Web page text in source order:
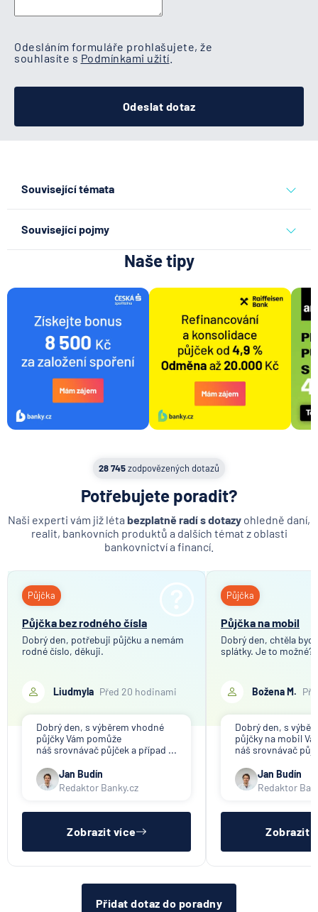
Odesláním formuláře prohlašujete, že
souhlasíte s Podmínkami užití
Odeslat dotaz
Související témata
Související pojmy
Doba návratnosti investice
Rentabilita
Naše tipy
28 745zodpovězených dotazů
Potřebujete poradit?
Naši experti vám již léta bezplatně radí s dotazy ohledně daní,
realit, bankovních produktů a dalších témat z oblasti
bankovnictví a financí.
Půjčka
Půjčka bez rodného čísla
Dobrý den, potřebuji půjčku a nemám
rodné číslo, děkuji.
Liudmyla Před 20 hodinami
Dobrý den, s výběrem vhodné
půjčky Vám pomůže
náš srovnávač půjček a případ ...
Jan Budín
Redaktor Banky.cz
Zobrazit více
Půjčka
Půjčka na mobil
Dobrý den, chtěla
splátky. Je to možné?
Božena M.
Dobrý den, s
půjčky na mobil
náš srovnávač
Jan Budín
Redaktor
Zobrazit
Přidat dotaz do poradny